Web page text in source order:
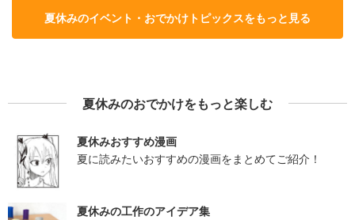
夏休みのイベント・おでかけトピックスをもっと見る
夏休みのおでかけをもっと楽しむ
夏休みおすすめ漫画
夏に読みたいおすすめの漫画をまとめてご紹介！
夏休みの工作のアイデア集